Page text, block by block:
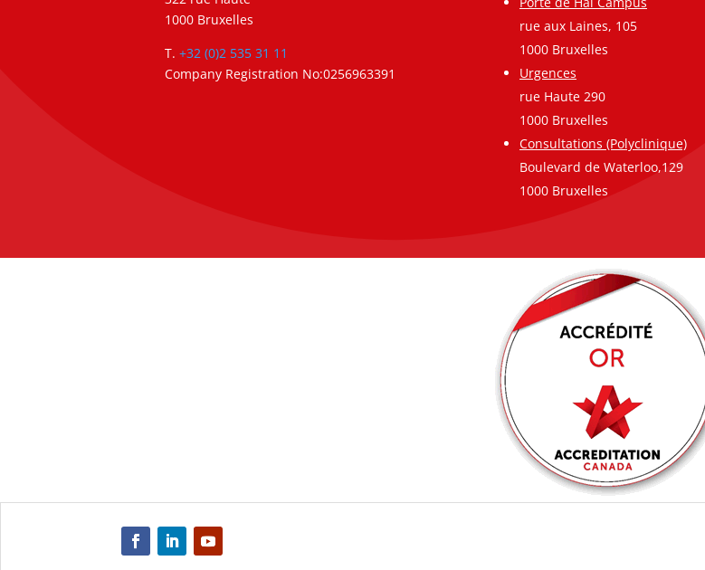
1000 Bruxelles
T. +32 (0)2 535 31 11
Company Registration No:0256963391
rue aux Laines, 105
1000 Bruxelles
Urgences
rue Haute 290
1000 Bruxelles
Consultations (Polyclinique)
Boulevard de Waterloo,129
1000 Bruxelles